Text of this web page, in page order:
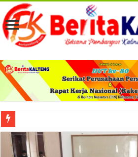
Viral! Selama Dua Bulan Lebih Siltap Serta